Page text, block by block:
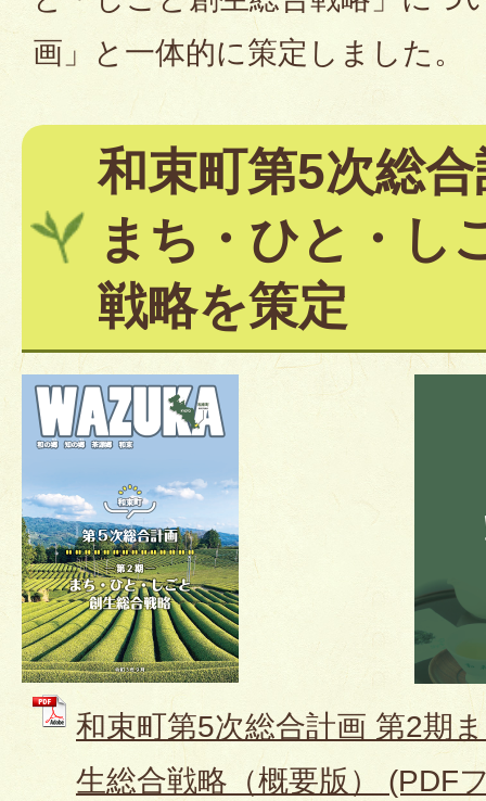
画」と一体的に策定しました。
和束町第5次総
まち・ひと・し
戦略を策定
和束町第5次総合計画 第2期
生総合戦略（概要版） (PDF